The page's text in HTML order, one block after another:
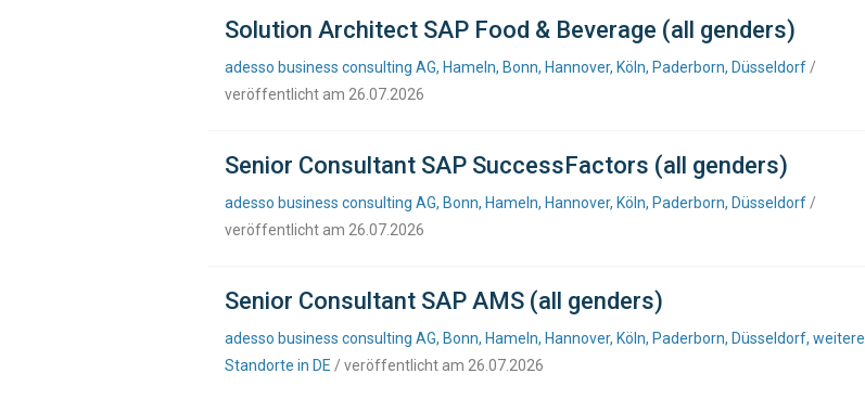
Solution Architect SAP Food & Beverage (all genders)
adesso business consulting AG, Hameln, Bonn, Hannover, Köln, Paderborn, Düsseldorf /
veröffentlicht am 26.07.2026
Senior Consultant SAP SuccessFactors (all genders)
adesso business consulting AG, Bonn, Hameln, Hannover, Köln, Paderborn, Düsseldorf /
veröffentlicht am 26.07.2026
Senior Consultant SAP AMS (all genders)
adesso business consulting AG, Bonn, Hameln, Hannover, Köln, Paderborn, Düsseldorf, weitere
Standorte in DE / veröffentlicht am 26.07.2026